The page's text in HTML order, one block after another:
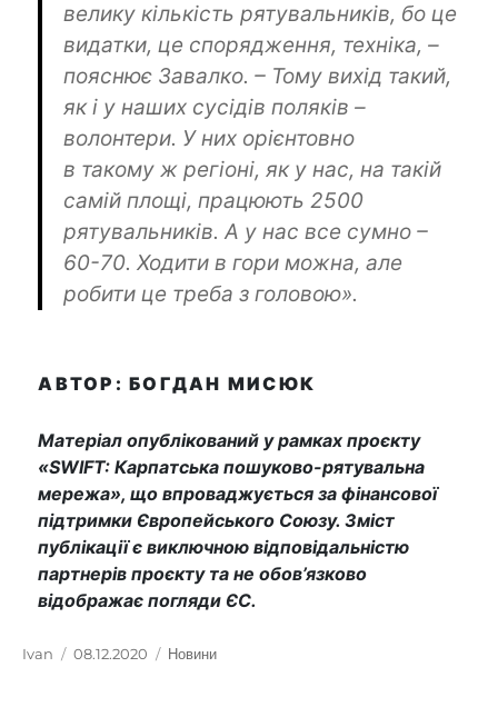
велику кількість рятувальників, бо це
видатки, це спорядження, техніка, –
пояснює Завалко. – Тому вихід такий,
як і у наших сусідів поляків –
волонтери. У них орієнтовно
в такому ж регіоні, як у нас, на такій
самій площі, працюють 2500
рятувальників. А у нас все сумно –
60-70. Ходити в гори можна, але
робити це треба з головою».
АВТОР: БОГДАН МИСЮК
Матеріал опублікований у рамках проєкту
«SWIFT: Карпатська пошуково-рятувальна
мережа», що впроваджується за фінансової
підтримки Європейського Союзу. Зміст
публікації є виключною відповідальністю
партнерів проєкту та не обов’язково
відображає погляди ЄС.
Автор
Ivan Оприлюднено
08.12.2020 Категорії
Новини